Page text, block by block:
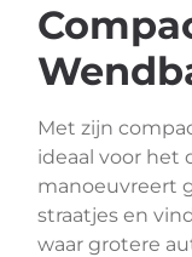
Met zijn
ideaal voor het
manoeuvreert
straatjes en
waar grotere